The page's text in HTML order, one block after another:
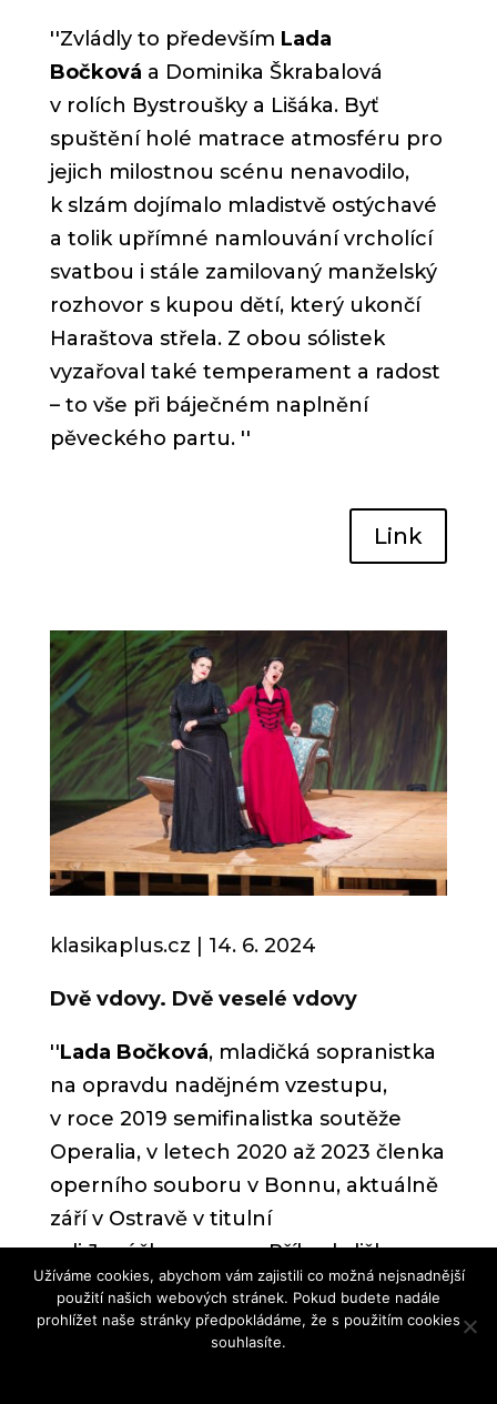
''Zvládly to především Lada
Bočková a Dominika Škrabalová
v rolích Bystroušky a Lišáka. Byť
spuštění holé matrace atmosféru pro
jejich milostnou scénu nenavodilo,
k slzám dojímalo mladistvě ostýchavé
a tolik upřímné namlouvání vrcholící
svatbou i stále zamilovaný manželský
rozhovor s kupou dětí, který ukončí
Haraštova střela. Z obou sólistek
vyzařoval také temperament a radost
– to vše při báječném naplnění
pěveckého partu.''
Link
klasikaplus.cz | 14. 6.2024
Dvě vdovy. Dvě veselé vdovy
''Lada Bočková, mladičká sopranistka
na opravdu nadějném vzestupu,
v roce 2019 semifinalistka soutěže
Operalia, v letech 2020 až 2023 členka
operního souboru v Bonnu, aktuálně
září v Ostravě v titulní
roli Janáčkovy operyPříhody lišky
Bystroušky. V paměti také zůstává její
pražskýjarní recitálk Roku české
hudby. Jako Smetanova Karolina byla
Užíváme cookies, abychom vám zajistili co možná nejsnadnější
použití našich webových stránek. Pokud budete nadále
prohlížet naše stránky předpokládáme, že s použitím cookies
souhlasíte.